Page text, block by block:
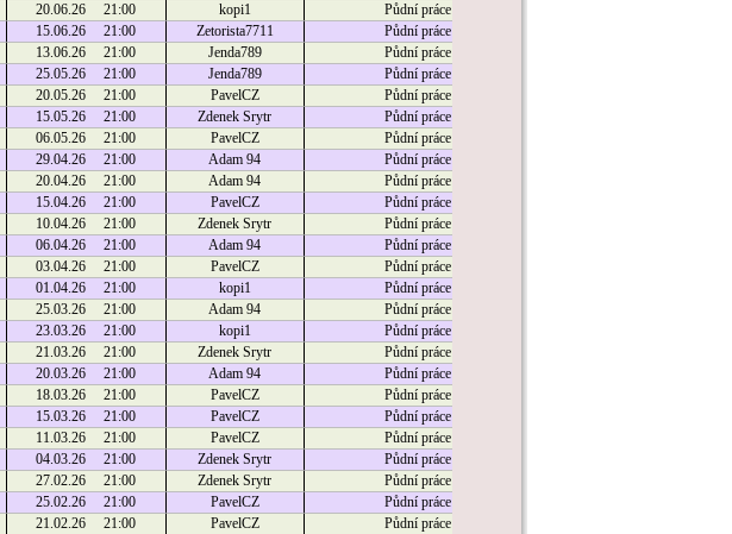
20.06.26 21:00 kopi1
Půdní práce
15.06.26 21:00 Zetorista7711
Půdní práce
13.06.26 21:00 Jenda789
Půdní práce
25.05.26 21:00 Jenda789
Půdní práce
20.05.26 21:00 PavelCZ
Půdní práce
15.05.26 21:00 Zdenek Srytr
Půdní práce
06.05.26 21:00 PavelCZ
Půdní práce
29.04.26 21:00 Adam 94
Půdní práce
20.04.26 21:00 Adam 94
Půdní práce
15.04.26 21:00 PavelCZ
Půdní práce
10.04.26 21:00 Zdenek Srytr
Půdní práce
06.04.26 21:00 Adam 94
Půdní práce
03.04.26 21:00 PavelCZ
Půdní práce
01.04.26 21:00 kopi1
Půdní práce
25.03.26 21:00 Adam 94
Půdní práce
23.03.26 21:00 kopi1
Půdní práce
21.03.26 21:00 Zdenek Srytr
Půdní práce
20.03.26 21:00 Adam 94
Půdní práce
18.03.26 21:00 PavelCZ
Půdní práce
15.03.26 21:00 PavelCZ
Půdní práce
11.03.26 21:00 PavelCZ
Půdní práce
04.03.26 21:00 Zdenek Srytr
Půdní práce
27.02.26 21:00 Zdenek Srytr
Půdní práce
25.02.26 21:00 PavelCZ
Půdní práce
21.02.26 21:00 PavelCZ Půdní práce